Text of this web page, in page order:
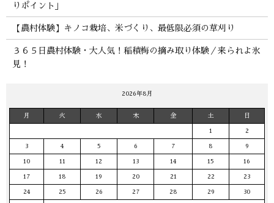
りポイント」
【農村体験】キノコ栽培、米づくり、最低限必須の草刈り
３６５日農村体験・大人気！稲積梅の摘み取り体験／来られよ氷
見！
2026年8月
月 火 水 木 金 土 日
1 2
3 4 5 6 7 8 9
10 11 12 13 14 15 16
17 18 19 20 21 22 23
24 25 26 27 28 29 30